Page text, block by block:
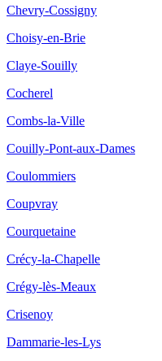
Chevry-Cossigny
Choisy-en-Brie
Claye-Souilly
Cocherel
Combs-la-Ville
Couilly-Pont-aux-Dames
Coulommiers
Coupvray
Courquetaine
Crécy-la-Chapelle
Crégy-lès-Meaux
Crisenoy
Dammarie-les-Lys